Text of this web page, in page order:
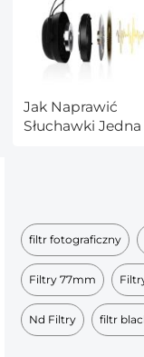
Jak Naprawić
Słuchawki
filtr fotograficzny
Filtry 77mm
Nd Filtry filtr